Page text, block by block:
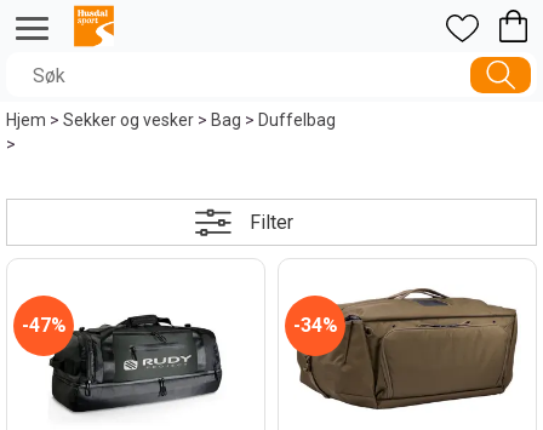
Hjem>Sekker og vesker>Bag>Duffelbag
>
Filter
47% 34%